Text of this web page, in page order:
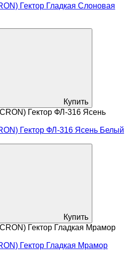
Гектор Гладкая Слоновая
Купить
Гектор ФЛ-316 Ясень Белый
Купить
Гектор Гладкая Мрамор